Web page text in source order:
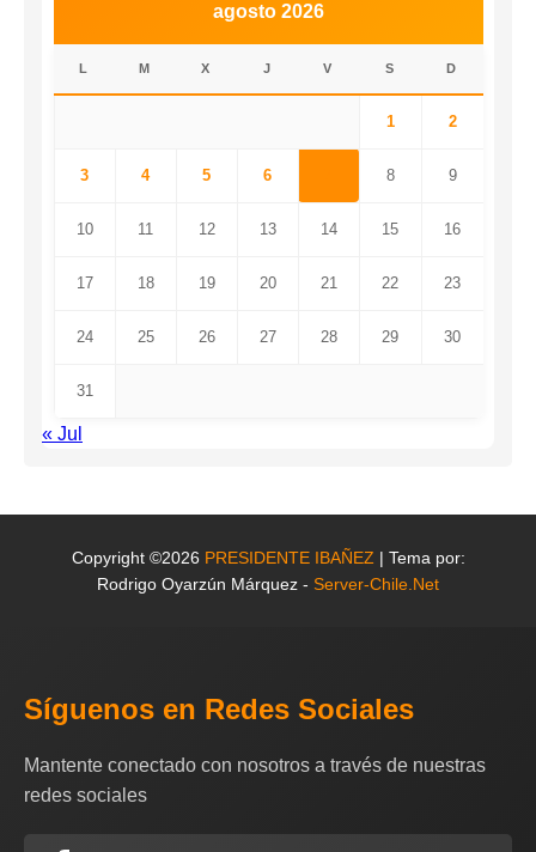
agosto 2026
L M X J V S D
1 2
3 4 5 6 8 9
10 11 12 13 14 15 16
17 18 19 20 21 22 23
24 25 26 27 28 29 30
31
« Jul
Copyright ©2026 PRESIDENTE IBAÑEZ | Tema por:
Rodrigo Oyarzún Márquez - Server-Chile.Net
Síguenos en Redes Sociales
Mantente conectado con nosotros a través de nuestras
redes sociales